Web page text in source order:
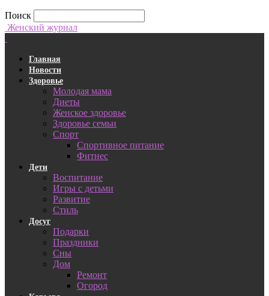
Поиск
Женский журнал
Главная
Новости
Здоровье
Молодая мама
Диеты
Женское здоровье
Здоровье семьи
Спорт
Спортивное питание
Фитнес
Дети
Воспитание
Игры с детьми
Развитие
Стиль
Досуг
Подарки
Праздники
Сны
Дом
Ремонт
Огород